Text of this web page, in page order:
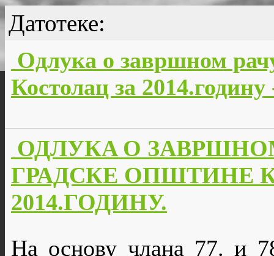
Датотеке:
Oдлукa о завршном
Костолац за
ОДЛУКA О
ГРАДСКЕ ОПШТИНЕ
2014.ГОДИНУ.
На основу члана 77. и